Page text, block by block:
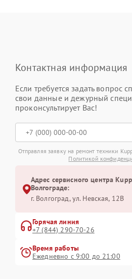
Контактная информация
Если требуется задать вопрос
свои данные и дежурный
проконсультирует Вас!
Отправляя заявку на ремонт техники
Политикой
Адрес сервисного центра
Волгограде:
г. Волгоград, ул. Невская, 12В
Горячая линия
+7 (844) 290-70-26
Время работы
Ежедневно с 9:00 до 21:00